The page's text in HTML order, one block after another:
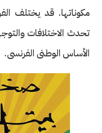
مكوناتها. قد يختلف
تحدث الاختلافات
الأساس الوطنى الفرنسى.